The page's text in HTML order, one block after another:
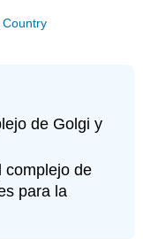
de Golgi y
complejo de
para la